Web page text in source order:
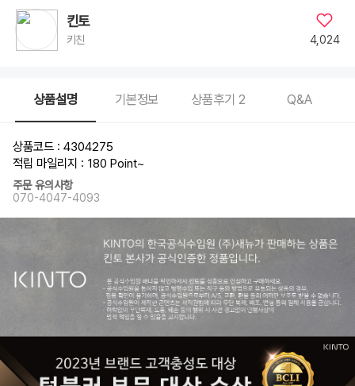
킨토
키친 4,024
상품설명 기본정보 상품후기 2 Q&A
상품코드 : 4304275
적립 마일리지 : 180 Point~
주문 유의사항
070-4047-4093